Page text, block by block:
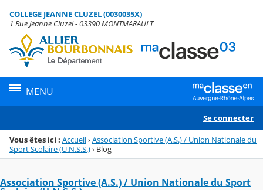
Menu de la rubrique
Contenu
COLLEGE JEANNE CLUZEL (0030035X)
1 Rue Jeanne Cluzel - 03390 MONTMARAULT
MENU
Se connecter
Vous êtes ici : Accueil›Association Sportive (A.S.) / Union Nationale du
Sport Scolaire (U.N.S.S.)› Blog
Association Sportive (A.S.) / Union Nationale du Sport